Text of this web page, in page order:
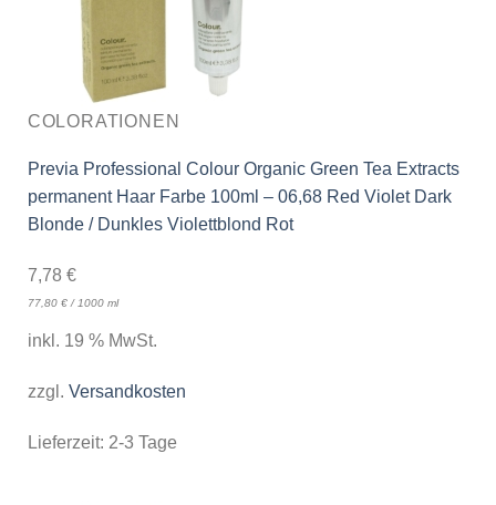
COLORATIONEN
Previa Professional Colour Organic Green Tea Extracts
permanent Haar Farbe 100ml – 06,68 Red Violet Dark
Blonde / Dunkles Violettblond Rot
7,78 €
77,80 €/ 1000 ml
inkl. 19 % MwSt.
zzgl. Versandkosten
Lieferzeit: 2-3 Tage